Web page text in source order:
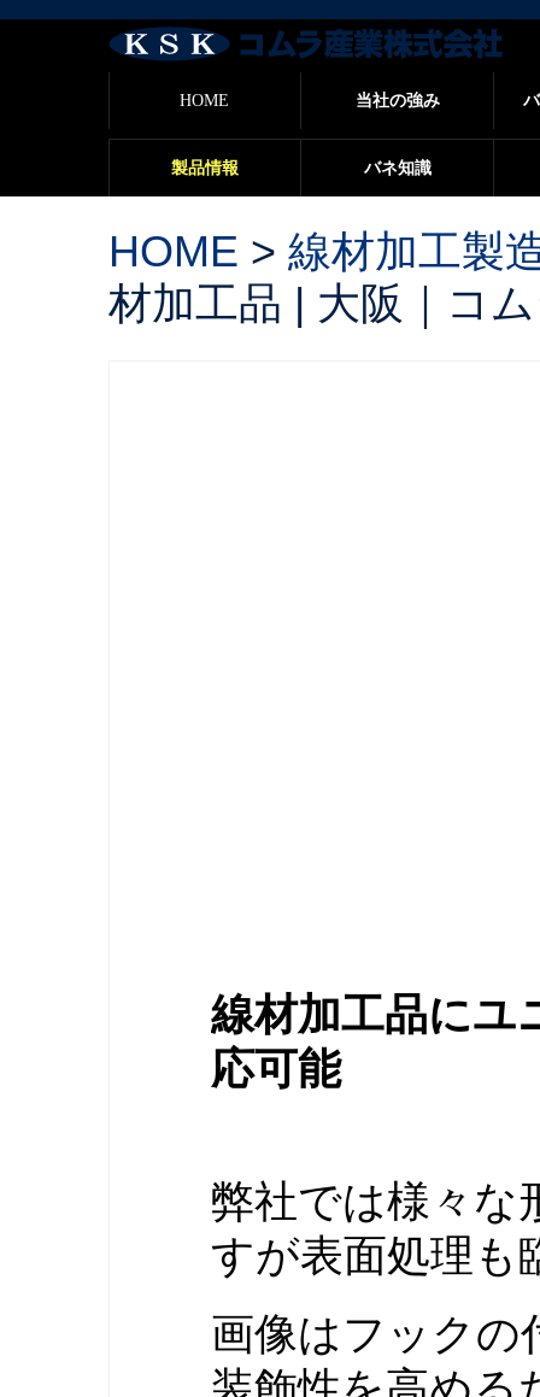
HOME 当社の強み
製品情報 バネ知識
HOME > 線材加工製
材加工品 | 大阪｜コ
線材加工品にユ
応可能
弊社では様々な
すが表面処理も
画像はフックの